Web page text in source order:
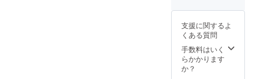
コー
ロンビ
ア エル
パライ
ソ ダブ
担くだ
最寄駅
はJR草
津線
『石
部』(大
らに事
の細か
な部分
や起業
の仕方
(資金調
支援に関するよ
くある質問
手数料はいく
らかかります
か？